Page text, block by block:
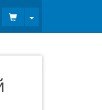
Toggle Dropdown